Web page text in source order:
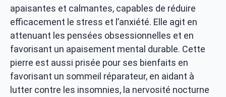
apaisantes et calmantes, capables de réduire
efficacement le stress et l’anxiété. Elle agit en
attenuant les pensées obsessionnelles et en
favorisant un apaisement mental durable. Cette
pierre est aussi prisée pour ses bienfaits en
favorisant un sommeil réparateur, en aidant à
lutter contre les insomnies, la nervosité nocturne